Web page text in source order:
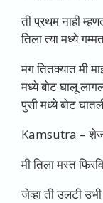
ती प्रथम नाही
तिला त्या मध्ये
मग तितक्यात मी
मध्ये बोट घालू
पुसी मध्ये बोट
Kamsutra –
मी तिला मस्त
जेव्हा ती उलटी उभी